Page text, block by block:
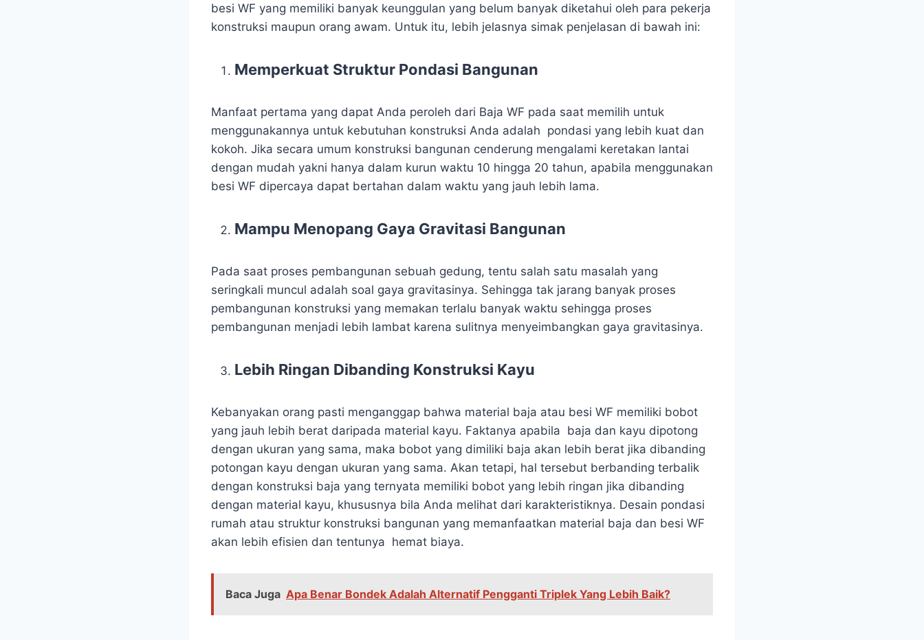
besi WF yang memiliki banyak keunggulan yang belum banyak diketahui oleh para pekerja
konstruksi maupun orang awam. Untuk itu, lebih jelasnya simak penjelasan di bawah ini:
Memperkuat Struktur Pondasi Bangunan
Manfaat pertama yang dapat Anda peroleh dari Baja WF pada saat memilih untuk
menggunakannya untuk kebutuhan konstruksi Anda adalah pondasi yang lebih kuat dan
kokoh. Jika secara umum konstruksi bangunan cenderung mengalami keretakan lantai
dengan mudah yakni hanya dalam kurun waktu 10 hingga 20 tahun, apabila menggunakan
besi WF dipercaya dapat bertahan dalam waktu yang jauh lebih lama.
Mampu Menopang Gaya Gravitasi Bangunan
Pada saat proses pembangunan sebuah gedung, tentu salah satu masalah yang
seringkali muncul adalah soal gaya gravitasinya. Sehingga tak jarang banyak proses
pembangunan konstruksi yang memakan terlalu banyak waktu sehingga proses
pembangunan menjadi lebih lambat karena sulitnya menyeimbangkan gaya gravitasinya.
Lebih Ringan Dibanding Konstruksi Kayu
Kebanyakan orang pasti menganggap bahwa material baja atau besi WF memiliki bobot
yang jauh lebih berat daripada material kayu. Faktanya apabila baja dan kayu dipotong
dengan ukuran yang sama, maka bobot yang dimiliki baja akan lebih berat jika dibanding
potongan kayu dengan ukuran yang sama. Akan tetapi, hal tersebut berbanding terbalik
dengan konstruksi baja yang ternyata memiliki bobot yang lebih ringan jika dibanding
dengan material kayu, khususnya bila Anda melihat dari karakteristiknya. Desain pondasi
rumah atau struktur konstruksi bangunan yang memanfaatkan material baja dan besi WF
akan lebih efisien dan tentunya hemat biaya.
Baca Juga Apa Benar Bondek Adalah Alternatif Pengganti Triplek Yang Lebih Baik?